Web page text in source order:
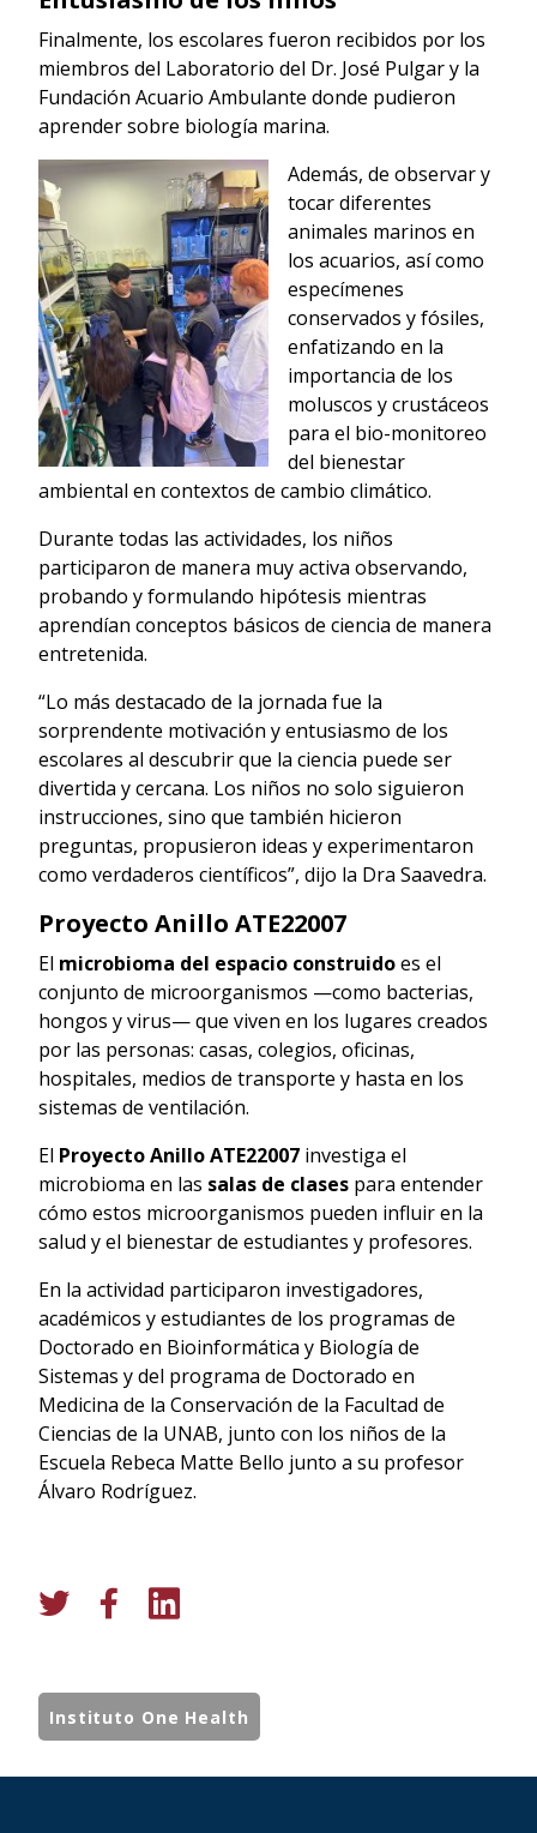
Finalmente, los escolares fueron recibidos por los
miembros del Laboratorio del Dr. José Pulgar y la
Fundación Acuario Ambulante donde pudieron
aprender sobre biología marina.
Además, de observar y
tocar diferentes
animales marinos en
los acuarios, así como
especímenes
conservados y fósiles,
enfatizando en la
importancia de los
moluscos y crustáceos
para el bio-monitoreo
del bienestar
ambiental en contextos de cambio climático.
Durante todas las actividades, los niños
participaron de manera muy activa observando,
probando y formulando hipótesis mientras
aprendían conceptos básicos de ciencia de manera
entretenida.
“Lo más destacado de la jornada fue la
sorprendente motivación y entusiasmo de los
escolares al descubrir que la ciencia puede ser
divertida y cercana. Los niños no solo siguieron
instrucciones, sino que también hicieron
preguntas, propusieron ideas y experimentaron
como verdaderos científicos”, dijo la Dra Saavedra.
Proyecto Anillo ATE22007
El microbioma del espacio construidoes el
conjunto de microorganismos —como bacterias,
hongos y virus— que viven en los lugares creados
por las personas: casas, colegios, oficinas,
hospitales, medios de transporte y hasta en los
sistemas de ventilación.
El Proyecto Anillo ATE22007 investiga el
microbioma en las salas de clases para entender
cómo estos microorganismos pueden influir en la
salud y el bienestar de estudiantes y profesores.
En la actividad participaron investigadores,
académicos y estudiantes de los programas de
Doctorado en Bioinformática y Biología de
Sistemas y del programa de Doctorado en
Medicina de la Conservación de la Facultad de
Ciencias de la UNAB, junto con los niños de la
Escuela Rebeca Matte Bello junto a su profesor
Álvaro Rodríguez.
Instituto One Health